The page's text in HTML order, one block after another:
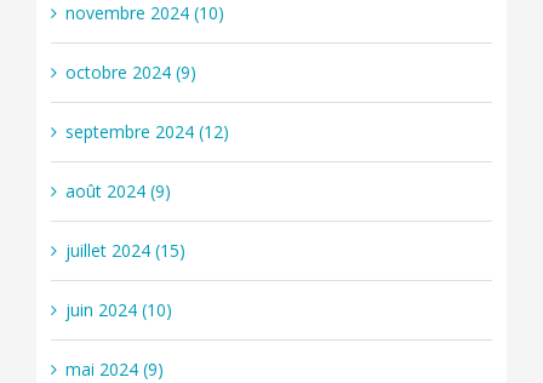
novembre 2024 (10)
octobre 2024 (9)
septembre 2024 (12)
août 2024 (9)
juillet 2024 (15)
juin 2024 (10)
mai 2024 (9)